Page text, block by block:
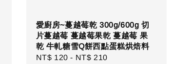
愛廚房~蔓越莓乾 300g/600g 切
片蔓越莓 蔓越莓果乾 蔓越莓 果
乾 牛軋糖雪Q餅西點蛋糕烘焙料
Regular
NT$ 120 - NT$ 210